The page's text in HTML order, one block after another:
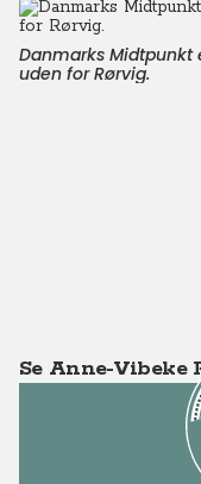
Danmarks
uden for Rørvig.
Se Anne-Vibeke